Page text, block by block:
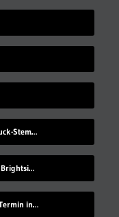
Überdimensionaler I Don’t Give A Fuck-Stempel
Megadeth-Schlagzeuger spielt „Mr. Brightside“, ohne es zu kennen
Highly Suspect Tour 2019: Ein Live-Termin in Deutschland